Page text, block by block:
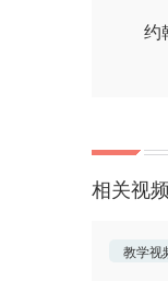
约
相关视频
教学视